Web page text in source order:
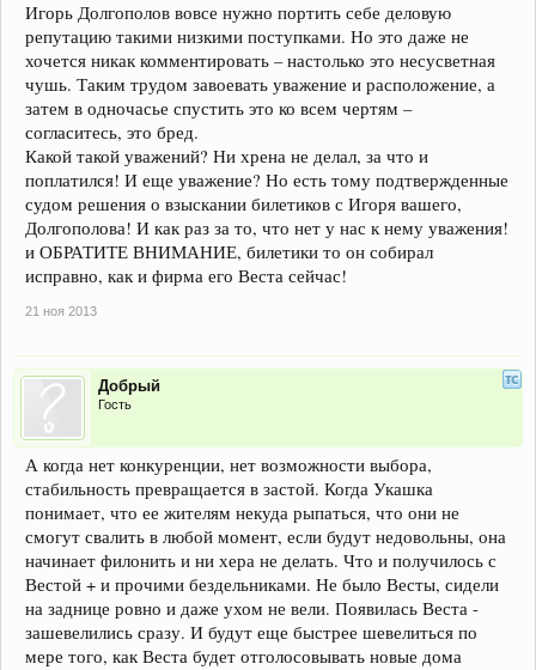
Игорь Долгополов вовсе нужно портить себе деловую
репутацию такими низкими поступками. Но это даже не
хочется никак комментировать – настолько это несусветная
чушь. Таким трудом завоевать уважение и расположение, а
затем в одночасье спустить это ко всем чертям –
согласитесь, это бред.
Какой такой уважений? Ни хрена не делал, за что и
поплатился! И еще уважение? Но есть тому подтвержденные
судом решения о взыскании билетиков с Игоря вашего,
Долгополова! И как раз за то, что нет у нас к нему уважения!
и ОБРАТИТЕ ВНИМАНИЕ, билетики то он собирал
исправно, как и фирма его Веста сейчас!
21 ноя 2013
Добрый
Гость
А когда нет конкуренции, нет возможности выбора,
стабильность превращается в застой. Когда Укашка
понимает, что ее жителям некуда рыпаться, что они не
смогут свалить в любой момент, если будут недовольны, она
начинает филонить и ни хера не делать. Что и получилось с
Вестой + и прочими бездельниками. Не было Весты, сидели
на заднице ровно и даже ухом не вели. Появилась Веста -
зашевелились сразу. И будут еще быстрее шевелиться по
мере того, как Веста будет отголосовывать новые дома